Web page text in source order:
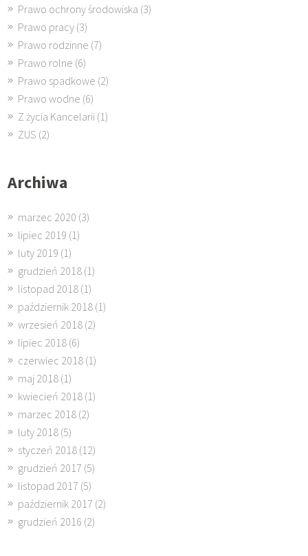
Prawo ochrony środowiska (3)
Prawo pracy (3)
Prawo rodzinne (7)
Prawo rolne (6)
Prawo spadkowe (2)
Prawo wodne (6)
Z życia Kancelarii (1)
ZUS (2)
Archiwa
marzec 2020 (3)
lipiec 2019 (1)
luty 2019 (1)
grudzień 2018 (1)
listopad 2018 (1)
październik 2018 (1)
wrzesień 2018 (2)
lipiec 2018 (6)
czerwiec 2018 (1)
maj 2018 (1)
kwiecień 2018 (1)
marzec 2018 (2)
luty 2018 (5)
styczeń 2018 (12)
grudzień 2017 (5)
listopad 2017 (5)
październik 2017 (2)
grudzień 2016 (2)